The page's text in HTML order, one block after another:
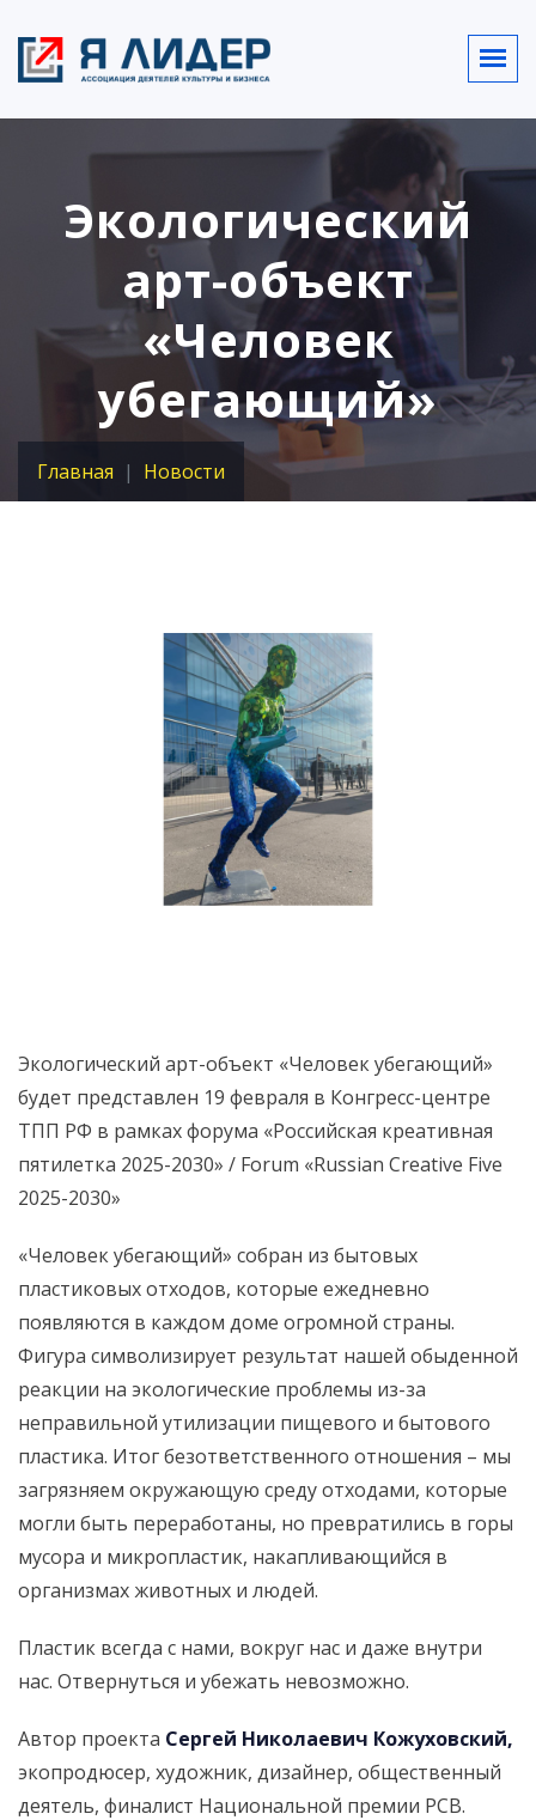
Экологический
арт-объект
«Человек
убегающий»
Главная Новости
Экологический арт-объект «Человек убегающий»
будет представлен 19 февраля в Конгресс-центре
ТПП РФ в рамках форума «Российская креативная
пятилетка 2025-2030» / Forum «Russian Creative Five
2025-2030»
«Человек убегающий» собран из бытовых
пластиковых отходов, которые ежедневно
появляются в каждом доме огромной страны.
Фигура символизирует результат нашей обыденной
реакции на экологические проблемы из-за
неправильной утилизации пищевого и бытового
пластика. Итог безответственного отношения – мы
загрязняем окружающую среду отходами, которые
могли быть переработаны, но превратились в горы
мусора и микропластик, накапливающийся в
организмах животных и людей.
Пластик всегда с нами, вокруг нас и даже внутри
нас. Отвернуться и убежать невозможно.
Автор проекта Сергей Николаевич Кожуховский,
экопродюсер, художник, дизайнер, общественный
деятель, финалист Национальной премии РСВ.